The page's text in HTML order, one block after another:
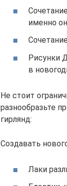
именно
Рисунки
в
Не стоит
разнообразьте
гирлянд:
Создавать
Лаки